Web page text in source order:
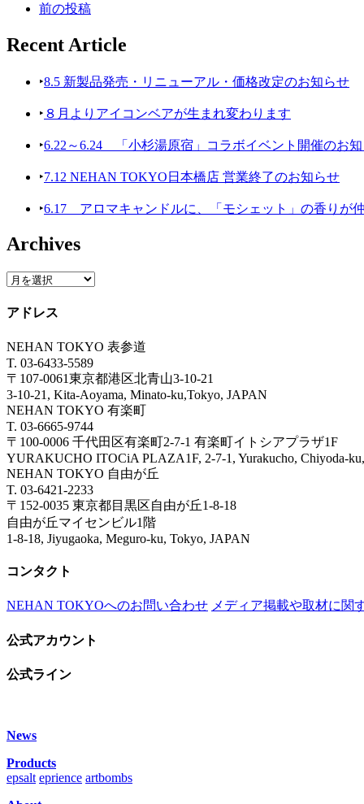
前の投稿
Recent Article
‣8.5 新製品発売・リニューアル・価格改定のお知らせ
‣ ８月よりアイコンベアが生まれ変わります
‣6.22～6.24 「小杉湯原宿」コラボイベント開催のお
‣7.12 NEHAN TOKYO日本橋店 営業終了のお知らせ
‣6.17 アロマキャンドルに、「モシェット」の香りが
Archives
アドレス
NEHAN TOKYO 表参道
T. 03-6433-5589
〒107-0061東京都港区北青山3-10-21
3-10-21, Kita-Aoyama, Minato-ku,Tokyo, JAPAN
NEHAN TOKYO 有楽町
T. 03-6665-9744
〒100-0006 千代田区有楽町2-7-1 有楽町イトシアプラザ1F
YURAKUCHO ITOCiA PLAZA1F, 2-7-1, Yurakucho,
NEHAN TOKYO 自由が丘
T. 03-6421-2233
〒152-0035 東京都目黒区自由が丘1-8-18
自由が丘マイセンビル1階
1-8-18, Jiyugaoka, Meguro-ku, Tokyo, JAPAN
コンタクト
NEHAN TOKYOへのお問い合わせ メディア掲載や取材に関
公式アカウント
公式ライン
News
Products
epsalt eprience artbombs